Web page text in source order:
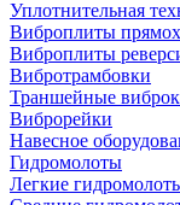
Уплотнительная
Виброплиты
Виброплиты
Вибротрамбовки
Траншейные
Виброрейки
Навесное
Гидромолоты
Легкие